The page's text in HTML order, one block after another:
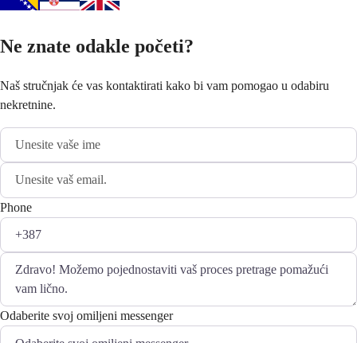
Ne znate odakle početi?
Naš stručnjak će vas kontaktirati kako bi vam pomogao u odabiru
nekretnine.
Phone
Odaberite svoj omiljeni messenger